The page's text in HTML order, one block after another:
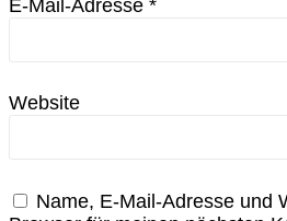
E-Mail-Adresse *
Website
Name, E-Mail-Adresse und